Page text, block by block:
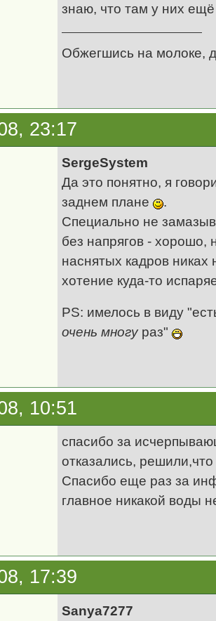
знаю, что там у них
Обжегшись на молоке,
23:17
SergeSystem
Да это понятно, я
заднем плане
.
Специально не
без напрягов - хорошо,
наснятых кадров
хотение куда-то
PS: имелось в виду
очень многураз"
10:51
спасибо за
отказались,
Спасибо еще раз за
главное никакой воды
17:39
Sanya7277